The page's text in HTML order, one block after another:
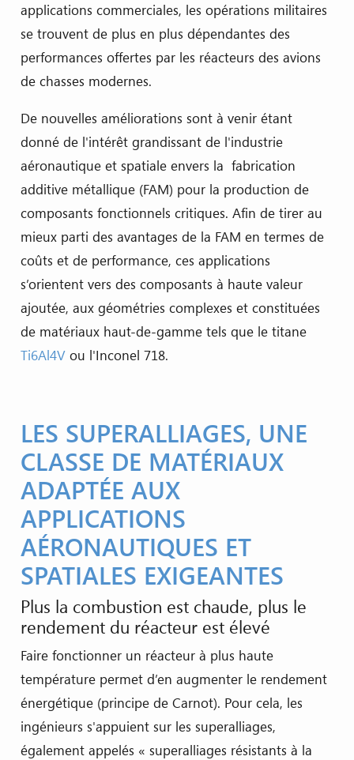
applications commerciales, les opérations militaires
se trouvent de plus en plus dépendantes des
performances offertes par les réacteurs des avions
de chasses modernes.
De nouvelles améliorations sont à venir étant
donné de l'intérêt grandissant de l'industrie
aéronautique et spatiale envers la fabrication
additive métallique (FAM) pour la production de
composants fonctionnels critiques. Afin de tirer au
mieux parti des avantages de la FAM en termes de
coûts et de performance, ces applications
s’orientent vers des composants à haute valeur
ajoutée, aux géométries complexes et constituées
de matériaux haut-de-gamme tels que le titane
Ti6Al4Vou l'Inconel 718.
LES SUPERALLIAGES, UNE
CLASSE DE MATÉRIAUX
ADAPTÉE AUX
APPLICATIONS
AÉRONAUTIQUES ET
SPATIALES EXIGEANTES
Plus la combustion est chaude, plus le
rendement du réacteur est élevé
Faire fonctionner un réacteur à plus haute
température permet d’en augmenter le rendement
énergétique (principe de Carnot). Pour cela, les
ingénieurs s'appuient sur les superalliages,
également appelés « superalliages résistants à la